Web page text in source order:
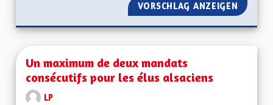
VORSCHLAG ANZEIGEN UN
Un maximum de deux mandats
consécutifs pour les élus alsaciens
LP